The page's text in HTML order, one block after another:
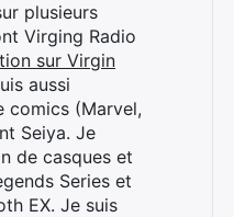
plusieurs
Virging Radio
sur Virgin
aussi
comics (Marvel,
Seiya. Je
de casques et
Series et
EX. Je suis